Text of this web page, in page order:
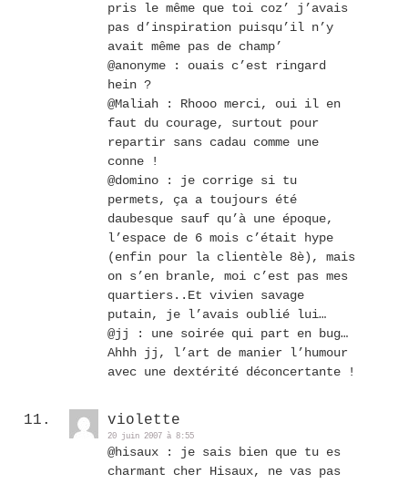
pris le même que toi coz’ j’avais
pas d’inspiration puisqu’il n’y
avait même pas de champ’
@anonyme : ouais c’est ringard
hein ?
@Maliah : Rhooo merci, oui il en
faut du courage, surtout pour
repartir sans cadau comme une
conne !
@domino : je corrige si tu
permets, ça a toujours été
daubesque sauf qu’à une époque,
l’espace de 6 mois c’était hype
(enfin pour la clientèle 8è), mais
on s’en branle, moi c’est pas mes
quartiers..Et vivien savage
putain, je l’avais oublié lui…
@jj : une soirée qui part en bug…
Ahhh jj, l’art de manier l’humour
avec une dextérité déconcertante !
violette
20 juin 2007 à 8:55
@hisaux : je sais bien que tu es
charmant cher Hisaux, ne vas pas